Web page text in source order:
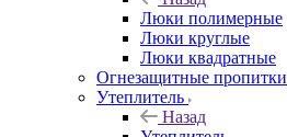
Люки полимерные
Люки круглые
Люки квадратные
Огнезащитные пропитки
Утеплитель
Назад